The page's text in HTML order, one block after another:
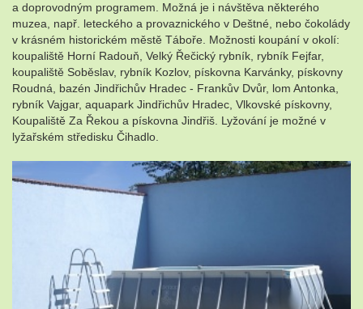
a doprovodným programem. Možná je i návštěva některého
muzea, např. leteckého a provaznického v Deštné, nebo čokolády
v krásném historickém městě Táboře. Možnosti koupání v okolí:
koupaliště Horní Radouň, Velký Řečický rybník, rybník Fejfar,
koupaliště Soběslav, rybník Kozlov, pískovna Karvánky, pískovny
Roudná, bazén Jindřichův Hradec - Frankův Dvůr, lom Antonka,
rybník Vajgar, aquapark Jindřichův Hradec, Vlkovské pískovny,
Koupaliště Za Řekou a pískovna Jindřiš. Lyžování je možné v
lyžařském středisku Čihadlo.